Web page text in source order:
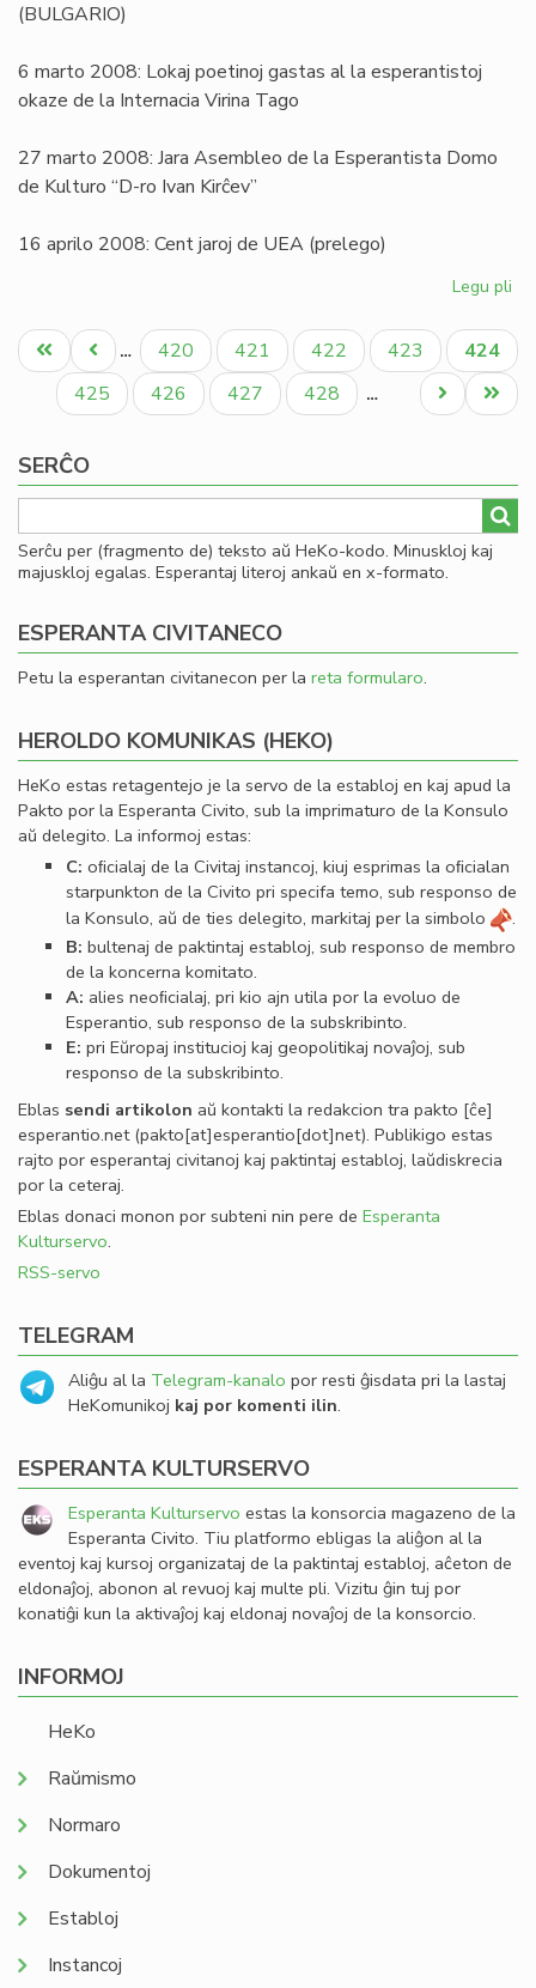
(BULGARIO)
6 marto 2008: Lokaj poetinoj gastas al la esperantistoj
okaze de la Internacia Virina Tago
27 marto 2008: Jara Asembleo de la Esperantista Domo
de Kulturo “D-ro Ivan Kirĉev”
16 aprilo 2008: Cent jaroj de UEA (prelego)
Legu pli
Pagination
Unua
paĝo
Antaŭa
paĝo
… Paĝo
420 Paĝo
421 Paĝo
422 Paĝo
423
Aktuala
paĝo
424
Paĝo
425 Paĝo
426 Paĝo
427 Paĝo
428 …
Last
page
Next
page
SERĈO
Serĉu per (fragmento de) teksto aŭ HeKo-kodo. Minuskloj kaj
majuskloj egalas. Esperantaj literoj ankaŭ en x-formato.
ESPERANTA CIVITANECO
Petu la esperantan civitanecon per la reta formularo.
HEROLDO KOMUNIKAS (HEKO)
HeKo estas retagentejo je la servo de la establoj en kaj apud la
Pakto por la Esperanta Civito, sub la imprimaturo de la Konsulo
aŭ delegito. La informoj estas:
C: oﬁcialaj de la Civitaj instancoj, kiuj esprimas la oﬁcialan
starpunkton de la Civito pri specifa temo, sub responso de
la Konsulo, aŭ de ties delegito, markitaj per la simbolo
.
B: bultenaj de paktintaj establoj, sub responso de membro
de la koncerna komitato.
A: alies neoﬁcialaj, pri kio ajn utila por la evoluo de
Esperantio, sub responso de la subskribinto.
E: pri Eŭropaj institucioj kaj geopolitikaj novaĵoj, sub
responso de la subskribinto.
Eblas sendi artikolon aŭ kontakti la redakcion tra pakto [ĉe]
esperantio.net(pakto[at]esperantio[dot]net). Publikigo estas
rajto por esperantaj civitanoj kaj paktintaj establoj, laŭdiskrecia
por la ceteraj.
Eblas donaci monon por subteni nin pere de Esperanta
Kulturservo.
RSS-servo
TELEGRAM
Aliĝu al la Telegram-kanalo por resti ĝisdata pri la lastaj
HeKomunikoj kaj por komenti ilin.
ESPERANTA KULTURSERVO
Esperanta Kulturservo estas la konsorcia magazeno de la
Esperanta Civito. Tiu platformo ebligas la aliĝon al la
eventoj kaj kursoj organizataj de la paktintaj establoj, aĉeton de
eldonaĵoj, abonon al revuoj kaj multe pli. Vizitu ĝin tuj por
konatiĝi kun la aktivaĵoj kaj eldonaj novaĵoj de la konsorcio.
INFORMOJ
HeKo
Raŭmismo
Normaro
Dokumentoj
Establoj
Instancoj